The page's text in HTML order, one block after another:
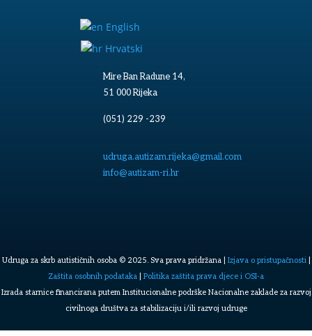
English
Hrvatski
Mire Ban Radune 14,
51 000 Rijeka
(051) 229 -239
udruga.autizam.rijeka@gmail.com
info@autizam-ri.hr
Udruga za skrb autističnih osoba © 2025. Sva prava pridržana | Izjava o pristupačnosti|
Zaštita osobnih podataka
Politika zaštita prava djece i OSI-a
Izrada starnice financirana putem Institucionalne podrške Nacionalne zaklade za razvoj
civilnoga društva za stabilizaciju i/ili razvoj udruge